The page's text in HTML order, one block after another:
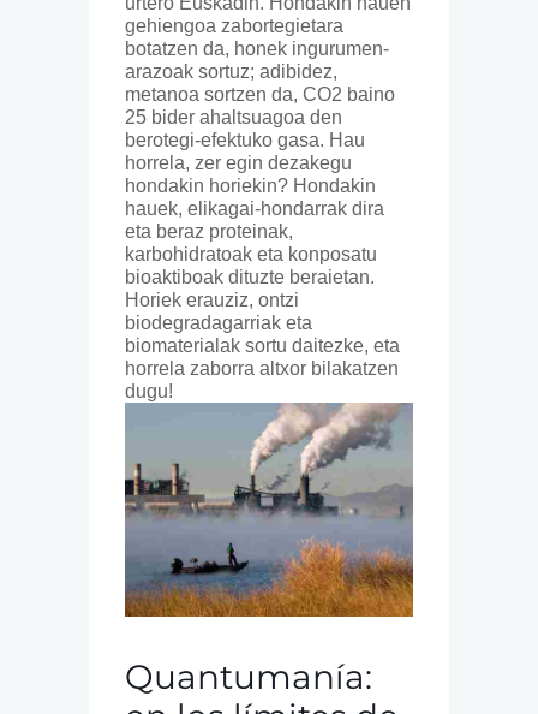
gehiengoa zabortegietara
botatzen da, honek ingurumen-
arazoak sortuz; adibidez,
metanoa sortzen da, CO2 baino
25 bider ahaltsuagoa den
berotegi-efektuko gasa. Hau
horrela, zer egin dezakegu
hondakin horiekin? Hondakin
hauek, elikagai-hondarrak dira
eta beraz proteinak,
karbohidratoak eta konposatu
bioaktiboak dituzte beraietan.
Horiek erauziz, ontzi
biodegradagarriak eta
biomaterialak sortu daitezke, eta
horrela zaborra altxor bilakatzen
dugu!
Quantumanía: